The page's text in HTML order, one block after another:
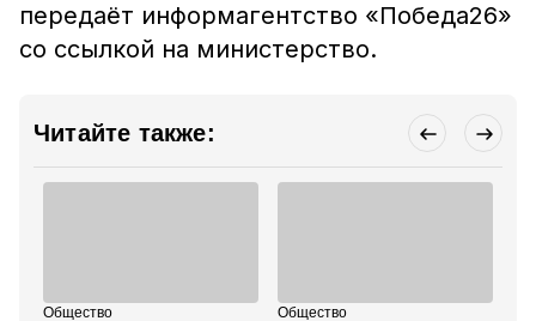
передаёт информагентство «Победа26»
со ссылкой на министерство.
Читайте также:
Общество Общество